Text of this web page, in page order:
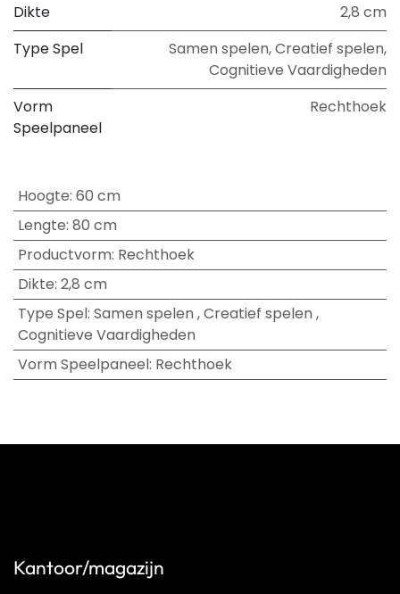
Dikte
2,8 cm
Type Spel
Samen spelen,Creatief spelen,
Cognitieve Vaardigheden
Vorm
Speelpaneel
Rechthoek
Hoogte: 60 cm
Lengte: 80 cm
Productvorm: Rechthoek
Dikte: 2,8 cm
Type Spel: Samen spelen,Creatief spelen,
Cognitieve Vaardigheden
Vorm Speelpaneel: Rechthoek
Kantoor/magazijn